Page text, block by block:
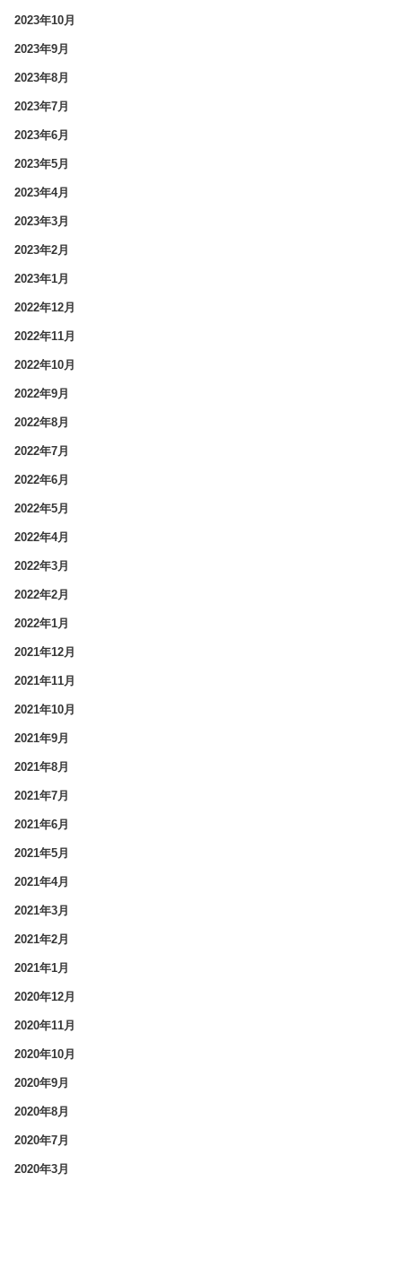
2023年10月
2023年9月
2023年8月
2023年7月
2023年6月
2023年5月
2023年4月
2023年3月
2023年2月
2023年1月
2022年12月
2022年11月
2022年10月
2022年9月
2022年8月
2022年7月
2022年6月
2022年5月
2022年4月
2022年3月
2022年2月
2022年1月
2021年12月
2021年11月
2021年10月
2021年9月
2021年8月
2021年7月
2021年6月
2021年5月
2021年4月
2021年3月
2021年2月
2021年1月
2020年12月
2020年11月
2020年10月
2020年9月
2020年8月
2020年7月
2020年3月